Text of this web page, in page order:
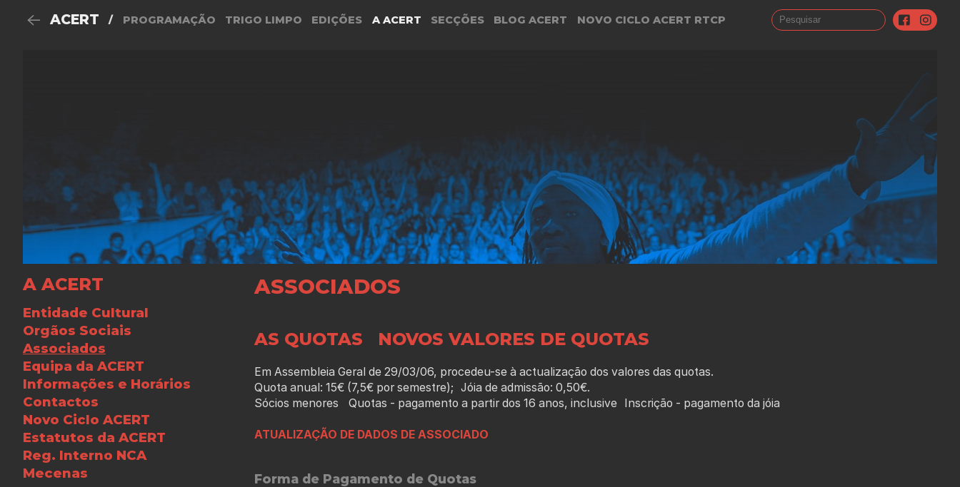
ACERT / PROGRAMAÇÃO TRIGO LIMPO EDIÇÕES A ACERT SECÇÕES BLOG ACERT NOVO CICLO ACERT RTCP
A ACERT
Entidade Cultural
Orgãos Sociais
Associados
Equipa da ACERT
Informações e Horários
Contactos
Novo Ciclo ACERT
Estatutos da ACERT
Reg. Interno NCA
Mecenas
ASSOCIADOS
AS QUOTAS NOVOS VALORES DE QUOTAS
Em Assembleia Geral de 29/03/06, procedeu-se à actualização dos valores das quotas.
Quota anual: 15€ (7,5€ por semestre); Jóia de admissão: 0,50€.
Sócios menores Quotas - pagamento a partir dos 16 anos, inclusive Inscrição - pagamento da jóia
ATUALIZAÇÃO DE DADOS DE ASSOCIADO
Forma de Pagamento de Quotas